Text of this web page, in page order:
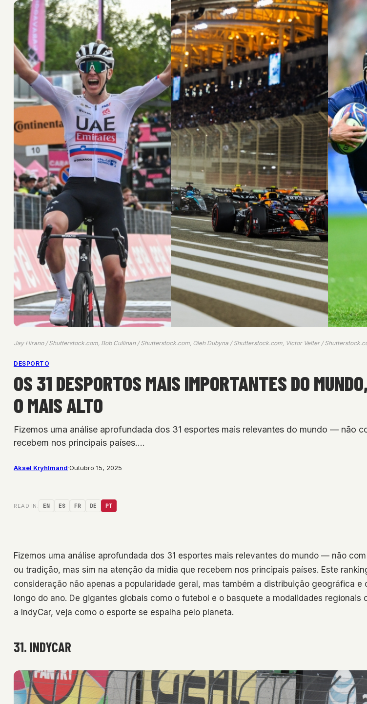
Jay Hirano / Shutterstock.com, Bob Cullinan / Shutterstock.com, Oleh Dubyna / Shutterstock.com, Victor Velter /
DESPORTO
OS 31 DESPORTOS MAIS IMPORTANTES DO
O MAIS ALTO
Fizemos uma análise aprofundada dos 31 esportes mais relevantes do mundo — não
recebem nos principais países.…
Aksel Kryhlmand·Outubro 15, 2025
READ IN: EN ES FR DE PT
Fizemos uma análise aprofundada dos 31 esportes mais relevantes do mundo — não
ou tradição, mas sim na atenção da mídia que recebem nos principais países. Este
consideração não apenas a popularidade geral, mas também a distribuição geográfica e
longo do ano. De gigantes globais como o futebol e o basquete a modalidades regionais
a IndyCar, veja como o esporte se espalha pelo planeta.
31. INDYCAR